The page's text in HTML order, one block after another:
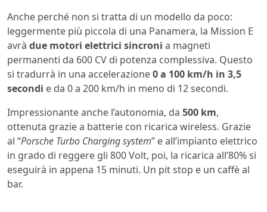
Anche perché non si tratta di un modello da poco:
leggermente più piccola di una Panamera, la Mission E
avrà due motori elettrici sincroni a magneti
permanenti da 600 CV di potenza complessiva. Questo
si tradurrà in una accelerazione0 a 100 km/h in 3,5
secondi e da 0 a 200 km/h in meno di 12 secondi.
Impressionante anche l’autonomia, da 500 km,
ottenuta grazie a batterie con ricarica wireless. Grazie
al “Porsche Turbo Charging system” e all’impianto elettrico
in grado di reggere gli 800 Volt, poi, la ricarica all’80% si
eseguirà in appena 15 minuti. Un pit stop e un caffè al
bar.